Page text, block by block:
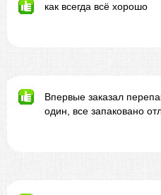
как всегда всё хорошо
Впервые заказал
один, все запаковано